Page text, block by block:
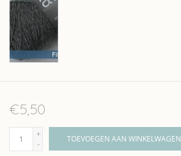
€5,50
+
-
TOEVOEGEN AAN WINKELWAGEN